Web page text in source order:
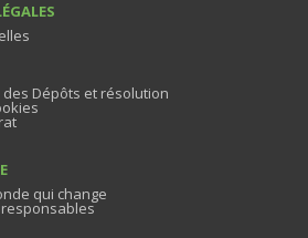
Dépôts et résolution
qui change